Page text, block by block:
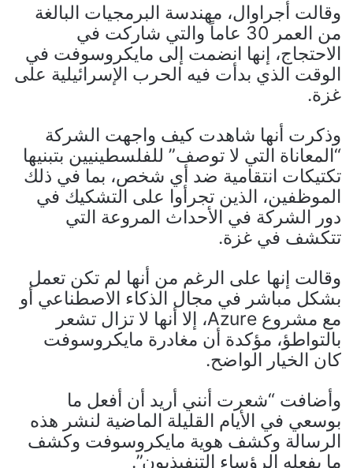
وقالت أجراوال، مهندسة البرمجيات البالغة
من العمر 30 عاماً والتي شاركت في
الاحتجاج، إنها انضمت إلى مايكروسوفت في
الوقت الذي بدأت فيه الحرب الإسرائيلية على
غزة.
وذكرت أنها شاهدت كيف واجهت الشركة
“المعاناة التي لا توصف” للفلسطينيين بتبنيها
تكتيكات انتقامية ضد أي شخص، بما في ذلك
الموظفين، الذين تجرأوا على التشكيك في
دور الشركة في الأحداث المروعة التي
تتكشف في غزة.
وقالت إنها على الرغم من أنها لم تكن تعمل
بشكل مباشر في مجال الذكاء الاصطناعي أو
مع مشروع Azure، إلا أنها لا تزال تشعر
بالتواطؤ، مؤكدة أن مغادرة مايكروسوفت
كان الخيار الواضح.
وأضافت “شعرت أنني أريد أن أفعل ما
بوسعي في الأيام القليلة الماضية لنشر هذه
الرسالة وكشف هوية مايكروسوفت وكشف
ما يفعله الرؤساء التنفيذيون”.